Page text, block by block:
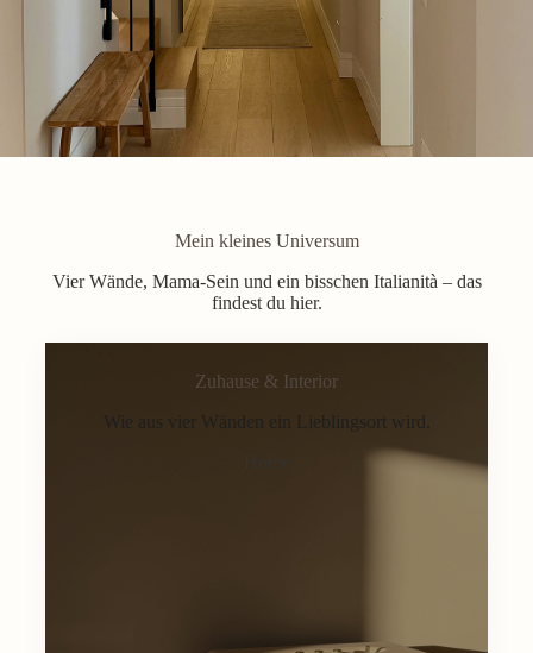
Mein kleines Universum
Vier Wände, Mama-Sein und ein bisschen Italianità – das
findest du hier.
Zuhause & Interior
Wie aus vier Wänden ein Lieblingsort wird.